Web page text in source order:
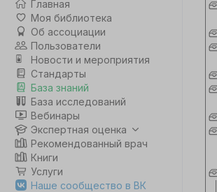
Главная
Моя библиотека
Об ассоциации
Пользователи
Новости и мероприятия
Стандарты
База знаний
База исследований
Вебинары
Экспертная оценка
Рекомендованный врач
Книги
Услуги
Наше сообщество в ВК